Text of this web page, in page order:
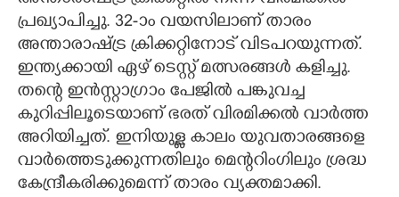
ZOOM
CONTACT US
പ്രഖ്യാപിച്ചു. 32-ാം വയസിലാണ് താരം
അന്താരാഷ്ട്ര ക്രിക്കറ്റിനോട് വിടപറയുന്നത്.
ഇന്ത്യക്കായി ഏഴ് ടെസ്റ്റ് മത്സരങ്ങൾ കളിച്ചു.
തന്റെ ഇൻസ്റ്റാഗ്രാം പേജിൽ പങ്കുവച്ച
കുറിപ്പിലൂടെയാണ് ഭരത് വിരമിക്കൽ വാർത്ത
അറിയിച്ചത്. ഇനിയുള്ള കാലം യുവതാരങ്ങളെ
വാർത്തെടുക്കുന്നതിലും മെന്ററിംഗിലും ശ്രദ്ധ
കേന്ദ്രീകരിക്കുമെന്ന് താരം വ്യക്തമാക്കി.